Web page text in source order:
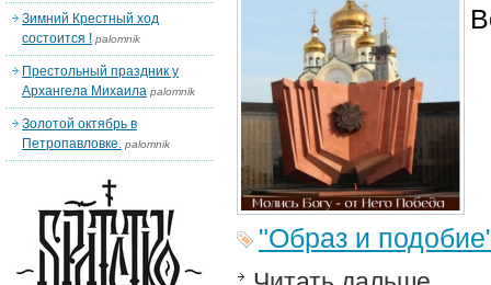
"Образ и
Зимний Крестный ход
состоится ! palomnik
Престольный праздник у
Архангела Михаила palomnik
Золотой октябрь в
Петропавловке. palomnik